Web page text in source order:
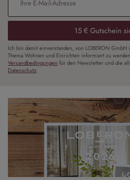
15 € Gutschein
Ich bin damit einverstanden, von LOBERON GmbH
Thema Wohnen und Einrichten informiert zu
Versandbedingungen für den Newsletter und die
Datenschutz.